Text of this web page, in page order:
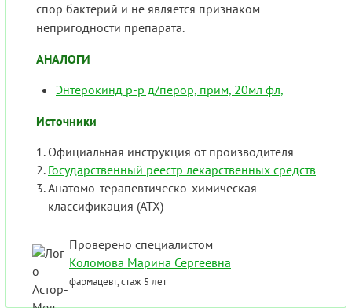
спор бактерий и не является признаком
непригодности препарата.
АНАЛОГИ
Энтерокинд р-р д/перор, прим, 20мл фл,
Источники
Официальная инструкция от производителя
Государственный реестр лекарственных средств
Анатомо-терапевтическо-химическая
классификация (ATX)
Проверено специалистом
Коломова Марина Сергеевна
фармацевт, стаж 5 лет